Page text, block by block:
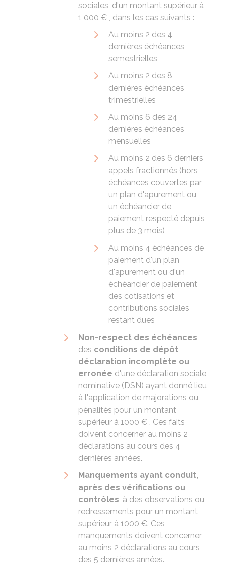
sociales, d'un montant supérieur à
1 000 € , dans les cas suivants :
Au moins 2 des 4
dernières échéances
semestrielles
Au moins 2 des 8
dernières échéances
trimestrielles
Au moins 6 des 24
dernières échéances
mensuelles
Au moins 2 des 6 derniers
appels fractionnés (hors
échéances couvertes par
un plan d'apurement ou
un échéancier de
paiement respecté depuis
plus de 3 mois)
Au moins 4 échéances de
paiement d'un plan
d'apurement ou d'un
échéancier de paiement
des cotisations et
contributions sociales
restant dues
Non-respect des échéances,
des conditions de dépôt,
déclaration incomplète ou
erronée d'une déclaration sociale
nominative (DSN) ayant donné lieu
à l'application de majorations ou
pénalités pour un montant
supérieur à 1000 € . Ces faits
doivent concerner au moins 2
déclarations au cours des 4
dernières années.
Manquements ayant conduit,
après des vérifications ou
contrôles, à des observations ou
redressements pour un montant
supérieur à 1000 €. Ces
manquements doivent concerner
au moins 2 déclarations au cours
des 5 dernières années.